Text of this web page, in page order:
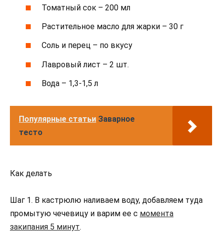
Томатный сок – 200 мл
Растительное масло для жарки – 30 г
Соль и перец – по вкусу
Лавровый лист – 2 шт.
Вода – 1,3-1,5 л
Популярные статьи Заварное
тесто
Как делать
Шаг 1. В кастрюлю наливаем воду, добавляем туда
промытую чечевицу и варим ее с момента
закипания 5 минут.